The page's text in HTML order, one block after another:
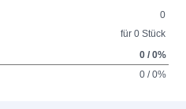
0
für 0 Stück
0 / 0%
0 / 0%